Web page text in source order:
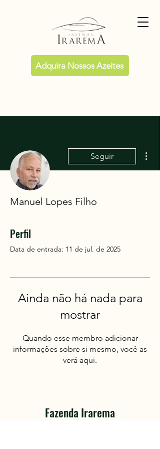
Adquira Nossos Azeites
Seguir
Manuel Lopes Filho
Perfil
Data de entrada: 11 de jul. de 2025
Ainda não há nada para
mostrar
Quando esse membro adicionar
informações sobre si mesmo, você as
verá aqui.
Fazenda Irarema